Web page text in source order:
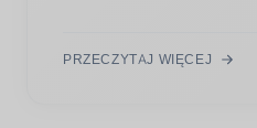
PRZECZYTAJ WIĘCEJ